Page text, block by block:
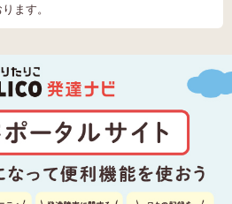
ます。